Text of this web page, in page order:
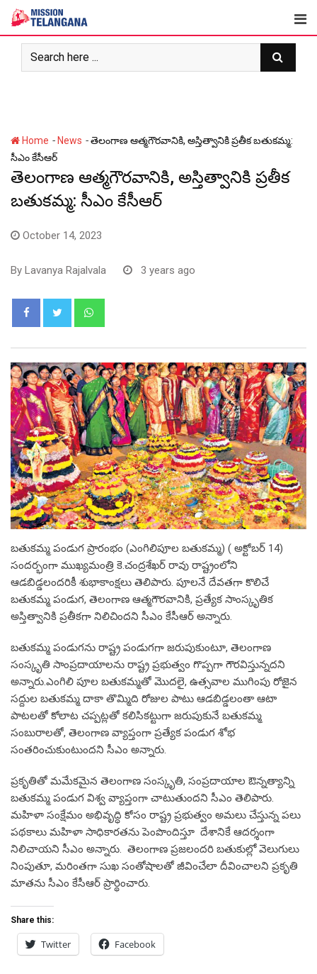
Skip
content
Home - News -తెలంగాణ ఆత్మగౌరవానికి, అస్తిత్వానికి ప్రతీక బతుకమ్మ:
సీఎం కేసీఆర్
తెలంగాణ ఆత్మగౌరవానికి, అస్తిత్వానికి ప్రతీక
బతుకమ్మ: సీఎం కేసీఆర్
October 14, 2023
By Lavanya Rajalvala 3 years ago
బతుకమ్మ పండుగ ప్రారంభం (ఎంగిలిపూల బతుకమ్మ) ( అక్టోబర్ 14)
సందర్భంగా ముఖ్యమంత్రి కె.చంద్రశేఖర్ రావు రాష్ట్రంలోని
ఆడబిడ్డలందరికీ శుభాకాంక్షలు తెలిపారు. పూలనే దేవతగా కొలిచే
బతుకమ్మ పండుగ, తెలంగాణ ఆత్మగౌరవానికి, ప్రత్యేక సాంస్కృతిక
అస్తిత్వానికి ప్రతీకగా నిలిచిందని సీఎం కేసీఆర్ అన్నారు.
బతుకమ్మ పండుగను రాష్ట్ర పండుగగా జరుపుకుంటూ, తెలంగాణ
సంస్కృతి సాంప్రదాయాలను రాష్ట్ర ప్రభుత్వం గొప్పగా గౌరవిస్తున్నదని
అన్నారు.ఎంగిలి పూల బతుకమ్మతో మొదలై, ఉత్సవాల ముగింపు రోజైన
సద్దుల బతుకమ్మ దాకా తొమ్మిది రోజుల పాటు ఆడబిడ్డలంతా ఆటా
పాటలతో కోలాట చప్పట్లతో కలిసికట్టుగా జరుపుకునే బతుకమ్మ
సంబురాలతో, తెలంగాణ వ్యాప్తంగా ప్రత్యేక పండుగ శోభ
సంతరించుకుంటుందని సీఎం అన్నారు.
ప్రకృతితో మమేకమైన తెలంగాణ సంస్కృతి, సంప్రదాయాల ఔన్నత్యాన్ని
బతుకమ్మ పండుగ విశ్వ వ్యాప్తంగా చాటుతుందని సీఎం తెలిపారు.
మహిళా సంక్షేమం అభివృద్ధి కోసం రాష్ట్ర ప్రభుత్వం అమలు చేస్తున్న పలు
పథకాలు మహిళా సాధికారతను పెంపొందిస్తూ దేశానికే ఆదర్శంగా
నిలిచాయని సీఎం అన్నారు. తెలంగాణ ప్రజలందరి బతుకుల్లో వెలుగులు
నింపుతూ, మరింతగా సుఖ సంతోషాలతో జీవించేలా దీవించాలని ప్రకృతి
మాతను సీఎం కేసీఆర్ ప్రార్థించారు.
Share this:
Twitter Facebook